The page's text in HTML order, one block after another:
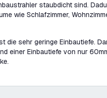
staubdicht sind.
wie Schlafzimmer,
die sehr geringe Einbautiefe.
einer Einbautiefe von nur